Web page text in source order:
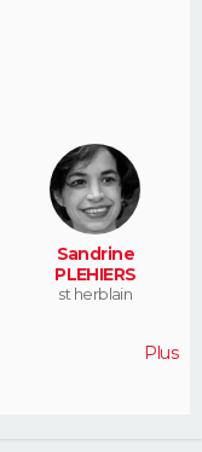
Sandrine
PLEHIERS
st herblain
Plus